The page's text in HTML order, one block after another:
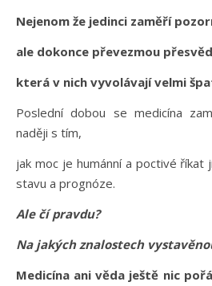
Nejenom že jedinci zaměří
ale dokonce převezmou
která v nich vyvolávají velmi
Poslední dobou se medicína
naději s tím,
jak moc je humánní a poctivé říkat
stavu a prognóze.
Ale čí pravdu?
Na jakých znalostech
Medicína ani věda ještě nic